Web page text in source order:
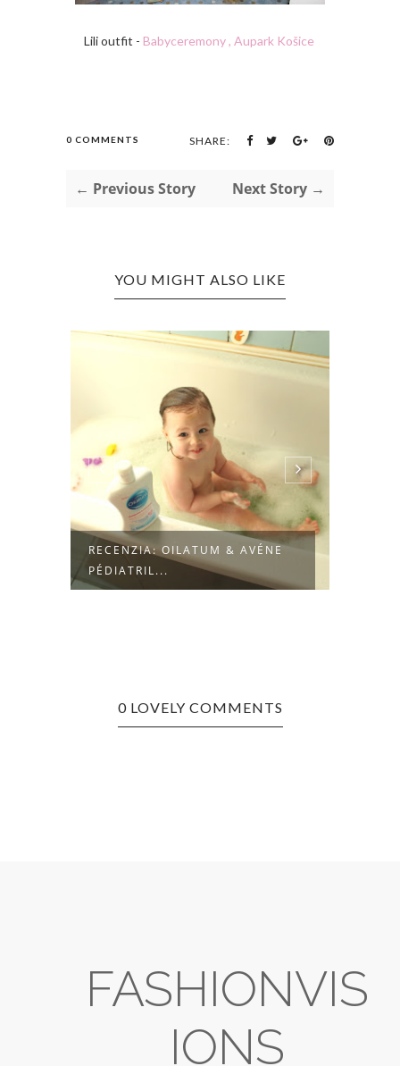
Lili outfit - Babyceremony , Aupark Košice
0 COMMENTS SHARE:
← Previous Story Next Story →
YOU MIGHT ALSO LIKE
RECENZIA: OILATUM & AVÉNE
PÉDIATRIL...
0 LOVELY COMMENTS
FASHIONVIS
IONS